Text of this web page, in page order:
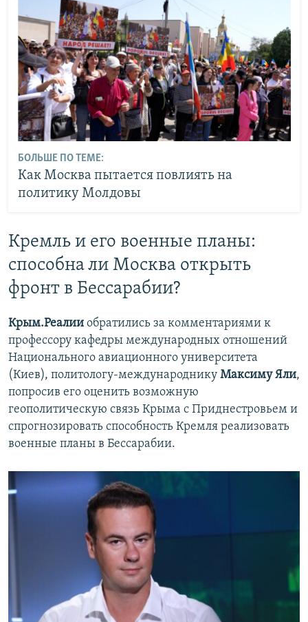
БОЛЬШЕ ПО ТЕМЕ:
Как Москва пытается повлиять на
политику Молдовы
Кремль и его военные планы:
способна ли Москва открыть
фронт в Бессарабии?
Крым.Реалии обратились за комментариями к
профессору кафедры международных отношений
Национального авиационного университета
(Киев), политологу-международнику Максиму Яли,
попросив его оценить возможную
геополитическую связь Крыма с Приднестровьем и
спрогнозировать способность Кремля реализовать
военные планы в Бессарабии.